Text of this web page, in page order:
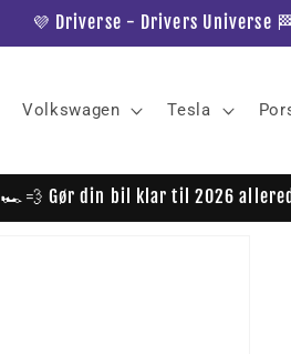
💜 Driverse - Drivers Universe 🏁
Volkswagen Tesla
🏎️💨 Gør din bil klar til 2026